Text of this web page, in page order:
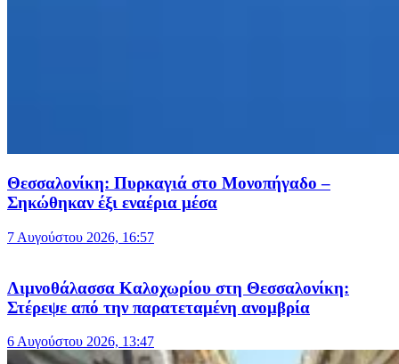
Θεσσαλονίκη: Πυρκαγιά στο Μονοπήγαδο –
Σηκώθηκαν έξι εναέρια μέσα
7 Αυγούστου 2026, 16:57
Λιμνοθάλασσα Καλοχωρίου στη Θεσσαλονίκη:
Στέρεψε από την παρατεταμένη ανομβρία
6 Αυγούστου 2026, 13:47